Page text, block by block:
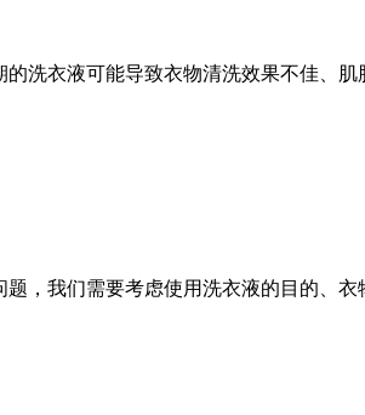
洗衣液可能导致衣物清洗效果不佳、
，我们需要考虑使用洗衣液的目的、